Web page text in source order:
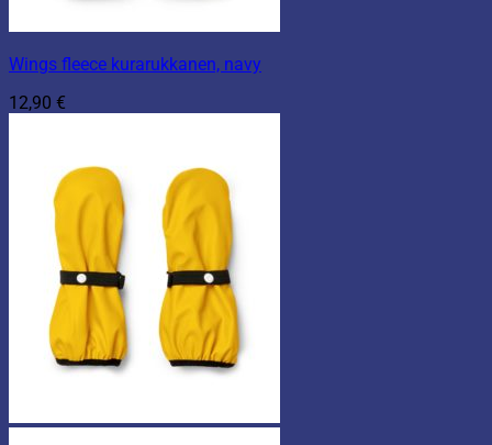
Wings fleece kurarukkanen, navy
12,90 €